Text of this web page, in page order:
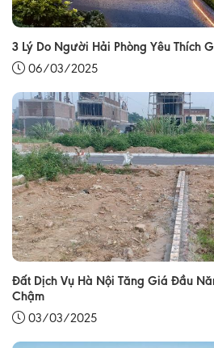
3 Lý Do Người Hải Phòng Yêu Thích
06/03/2025
Đất Dịch Vụ Hà Nội Tăng Giá Đầu
Chậm
03/03/2025